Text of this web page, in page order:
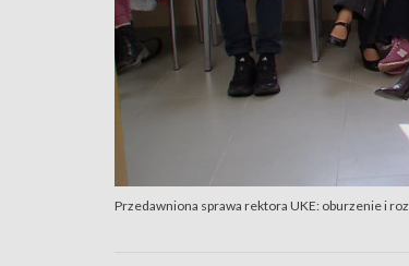
Przedawniona sprawa rektora UKE: oburzenie i